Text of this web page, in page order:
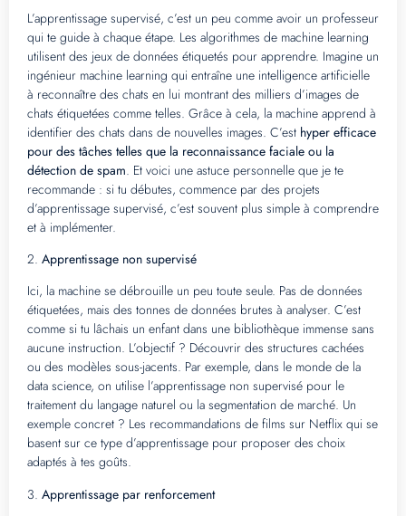
L’apprentissage supervisé, c’est un peu comme avoir un professeur
qui te guide à chaque étape. Les algorithmes de machine learning
utilisent des jeux de données étiquetés pour apprendre. Imagine un
ingénieur machine learning qui entraîne une intelligence artificielle
à reconnaître des chats en lui montrant des milliers d’images de
chats étiquetées comme telles. Grâce à cela, la machine apprend à
identifier des chats dans de nouvelles images. C’est hyper efficace
pour des tâches telles que la reconnaissance faciale ou la
détection de spam. Et voici une astuce personnelle que je te
recommande : si tu débutes, commence par des projets
d’apprentissage supervisé, c’est souvent plus simple à comprendre
et à implémenter.
2. Apprentissage non supervisé
Ici, la machine se débrouille un peu toute seule. Pas de données
étiquetées, mais des tonnes de données brutes à analyser. C’est
comme si tu lâchais un enfant dans une bibliothèque immense sans
aucune instruction. L’objectif ? Découvrir des structures cachées
ou des modèles sous-jacents. Par exemple, dans le monde de la
data science, on utilise l’apprentissage non supervisé pour le
traitement du langage naturel ou la segmentation de marché. Un
exemple concret ? Les recommandations de films sur Netflix qui se
basent sur ce type d’apprentissage pour proposer des choix
adaptés à tes goûts.
3. Apprentissage par renforcement